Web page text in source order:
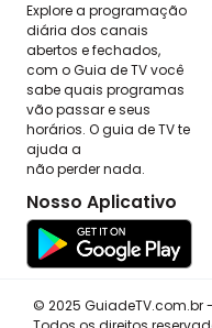
Explore a programação
diária dos canais
abertos e fechados,
com o Guia de TV você
sabe quais programas
vão passar e seus
horários. O guia de TV te
ajuda a
não perder nada.
Nosso Aplicativo
© 2025 GuiadeTV.com.br -